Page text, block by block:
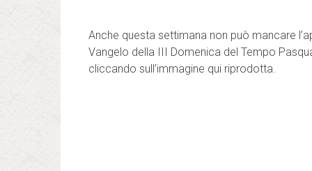
Anche questa settimana non può mancare
Vangelo della III Domenica del Tempo
cliccando sull’immagine qui riprodotta.